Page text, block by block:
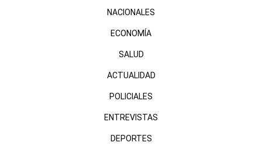
NACIONALES
ECONOMÍA
SALUD
ACTUALIDAD
POLICIALES
ENTREVISTAS
DEPORTES